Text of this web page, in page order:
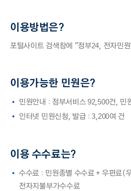
이용방법은?
포털사이트 검색창에 "정부24, 전자민
이용가능한 민원은?
민원안내 : 정부서비스 92,500건, 민
인터넷 민원신청, 발급 : 3,200여 건
이용 수수료는?
수수료 : 민원종별 수수료 + 우편료(
전자지불부가수수료